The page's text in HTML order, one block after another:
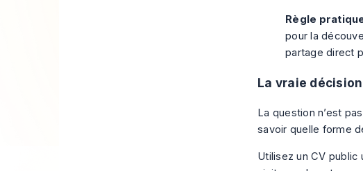
Règle
pour la
partage direct
La vraie décision
La question n’est
savoir quelle forme
Utilisez un CV public